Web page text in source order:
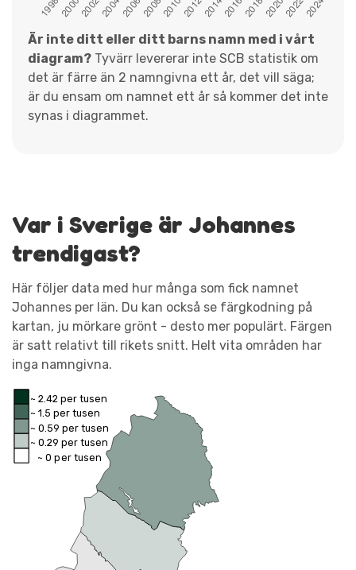
Är inte ditt eller ditt barns namn med i vårt
diagram? Tyvärr levererar inte SCB statistik om
det är färre än 2 namngivna ett år, det vill säga;
är du ensam om namnet ett år så kommer det inte
synas i diagrammet.
Var i Sverige är Johannes
trendigast?
Här följer data med hur många som fick namnet
Johannes per län. Du kan också se färgkodning på
kartan, ju mörkare grönt - desto mer populärt. Färgen
är satt relativt till rikets snitt. Helt vita områden har
inga namngivna.
~ 2.42 per tusen
~ 1.5 per tusen
~ 0.59 per tusen
~ 0.29 per tusen
~ 0 per tusen